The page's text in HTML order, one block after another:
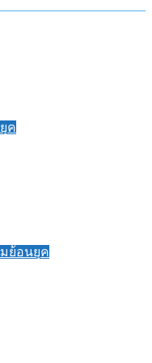
ค
มย้อนยุค